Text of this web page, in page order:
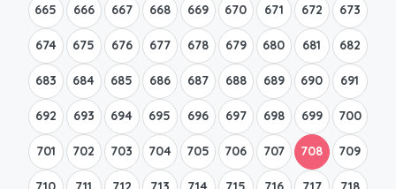
665 666 667 668 669 670 671 672 673
674 675 676 677 678 679 680 681 682
683 684 685 686 687 688 689 690 691
692 693 694 695 696 697 698 699 700
701 702 703 704 705 706 707 708 709